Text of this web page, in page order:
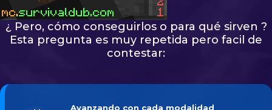
¿ Pero, cómo conseguirlos o para qué sirven ?
Esta pregunta es muy repetida pero facil de
contestar:
Avanzando con cada